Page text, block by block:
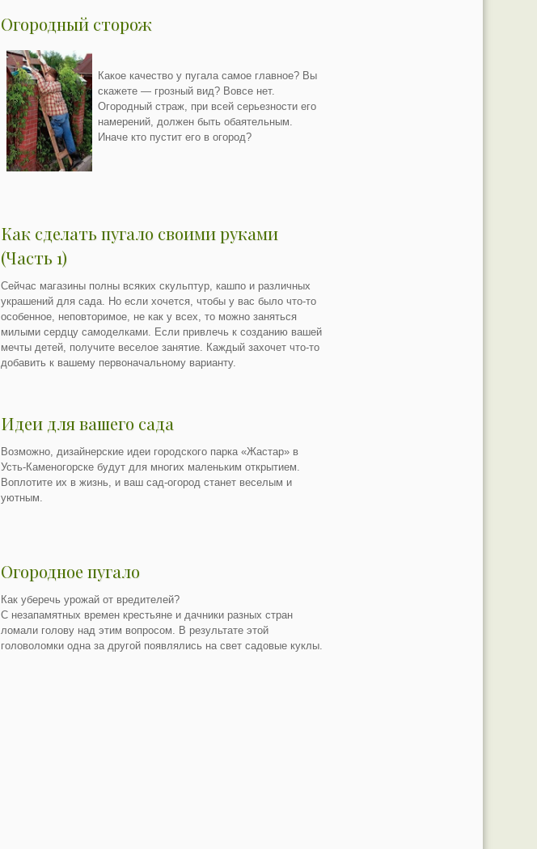
Огородный сторож
Какое качество у пугала самое главное? Вы
скажете — грозный вид? Вовсе нет.
Огородный страж, при всей серьезности его
намерений, должен быть обаятельным.
Иначе кто пустит его в огород?
Как сделать пугало своими руками
(Часть 1)
Сейчас магазины полны всяких скульптур, кашпо и различных
украшений для сада. Но если хочется, чтобы у вас было что-то
особенное, неповторимое, не как у всех, то можно заняться
милыми сердцу самоделками. Если привлечь к созданию вашей
мечты детей, получите веселое занятие. Каждый захочет что-то
добавить к вашему первоначальному варианту.
Идеи для вашего сада
Возможно, дизайнерские идеи городского парка «Жастар» в
Усть-Каменогорске будут для многих маленьким открытием.
Воплотите их в жизнь, и ваш сад-огород станет веселым и
уютным.
Огородное пугало
Как уберечь урожай от вредителей?
С незапамятных времен крестьяне и дачники разных стран
ломали голову над этим вопросом. В результате этой
головоломки одна за другой появлялись на свет садовые куклы.